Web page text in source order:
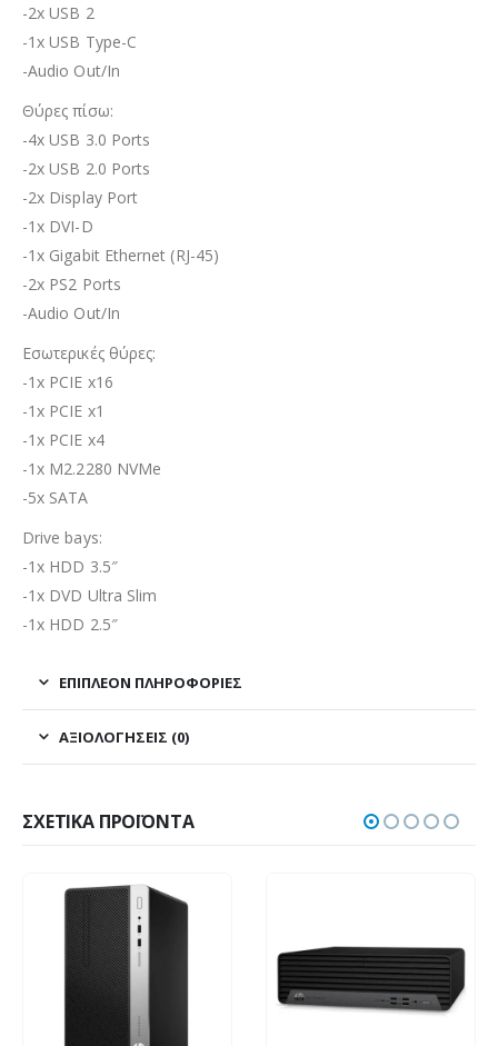
-2x USB 2
-1x USB Type-C
-Audio Out/In
Θύρες πίσω:
-4x USB 3.0 Ports
-2x USB 2.0 Ports
-2x Display Port
-1x DVI-D
-1x Gigabit Ethernet (RJ-45)
-2x PS2 Ports
-Audio Out/In
Εσωτερικές θύρες:
-1x PCIE x16
-1x PCIE x1
-1x PCIE x4
-1x M2.2280 NVMe
-5x SATA
Drive bays:
-1x HDD 3.5″
-1x DVD Ultra Slim
-1x HDD 2.5″
ΕΠΙΠΛΈΟΝ ΠΛΗΡΟΦΟΡΊΕΣ
ΑΞΙΟΛΟΓΉΣΕΙΣ (0)
ΣΧΕΤΙΚΆ ΠΡΟΪΌΝΤΑ